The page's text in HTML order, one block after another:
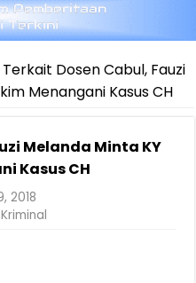
Terkait Dosen Cabul, Fauzi
Menangani Kasus CH
Melanda Minta KY
Kasus CH
2018